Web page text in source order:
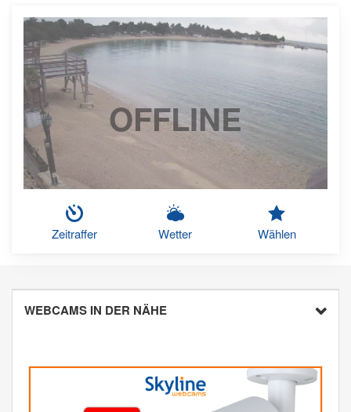
OFFLINE
Zeitraffer Wetter Wählen
WEBCAMS IN DER NÄHE